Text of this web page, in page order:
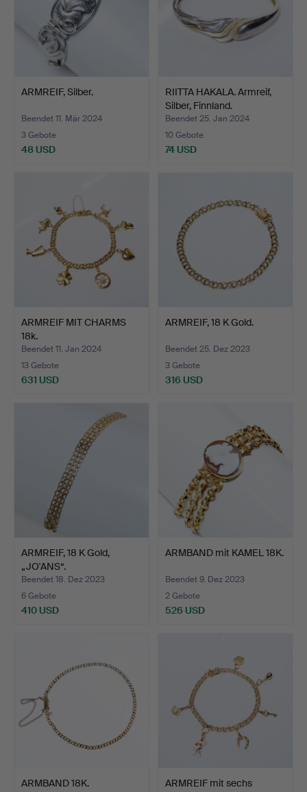
ARMREIF, Silber.
Beendet 11. Mär 2024
3 Gebote
48 USD
RIITTA HAKALA. Armreif,
Silber, Finnland.
Beendet 25. Jan 2024
10 Gebote
74 USD
ARMREIF MIT CHARMS
18k.
Beendet 11. Jan 2024
13 Gebote
631 USD
ARMREIF, 18 K Gold.
Beendet 25. Dez 2023
3 Gebote
316 USD
ARMREIF, 18 K Gold,
„JO'ANS“.
Beendet 18. Dez 2023
6 Gebote
410 USD
ARMBAND mit KAMEL 18K.
Beendet 9. Dez 2023
2 Gebote
526 USD
ARMBAND 18K.
ARMREIF mit sechs